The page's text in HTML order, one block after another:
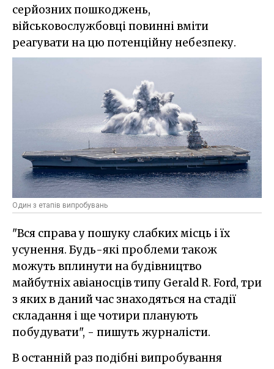
серйозних пошкоджень,
військовослужбовці повинні вміти
реагувати на цю потенційну небезпеку.
Один з етапів випробувань
"Вся справа у пошуку слабких місць і їх
усунення. Будь-які проблеми також
можуть вплинути на будівництво
майбутніх авіаносців типу Gerald R. Ford, три
з яких в даний час знаходяться на стадії
складання і ще чотири планують
побудувати", - пишуть журналісти.
В останній раз подібні випробування